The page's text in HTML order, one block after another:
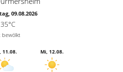
09.08.2026
bewölkt
11.08. Mi, 12.08.